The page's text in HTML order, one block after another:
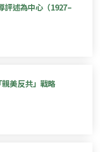
評述為中心（1927–
美反共」戰略